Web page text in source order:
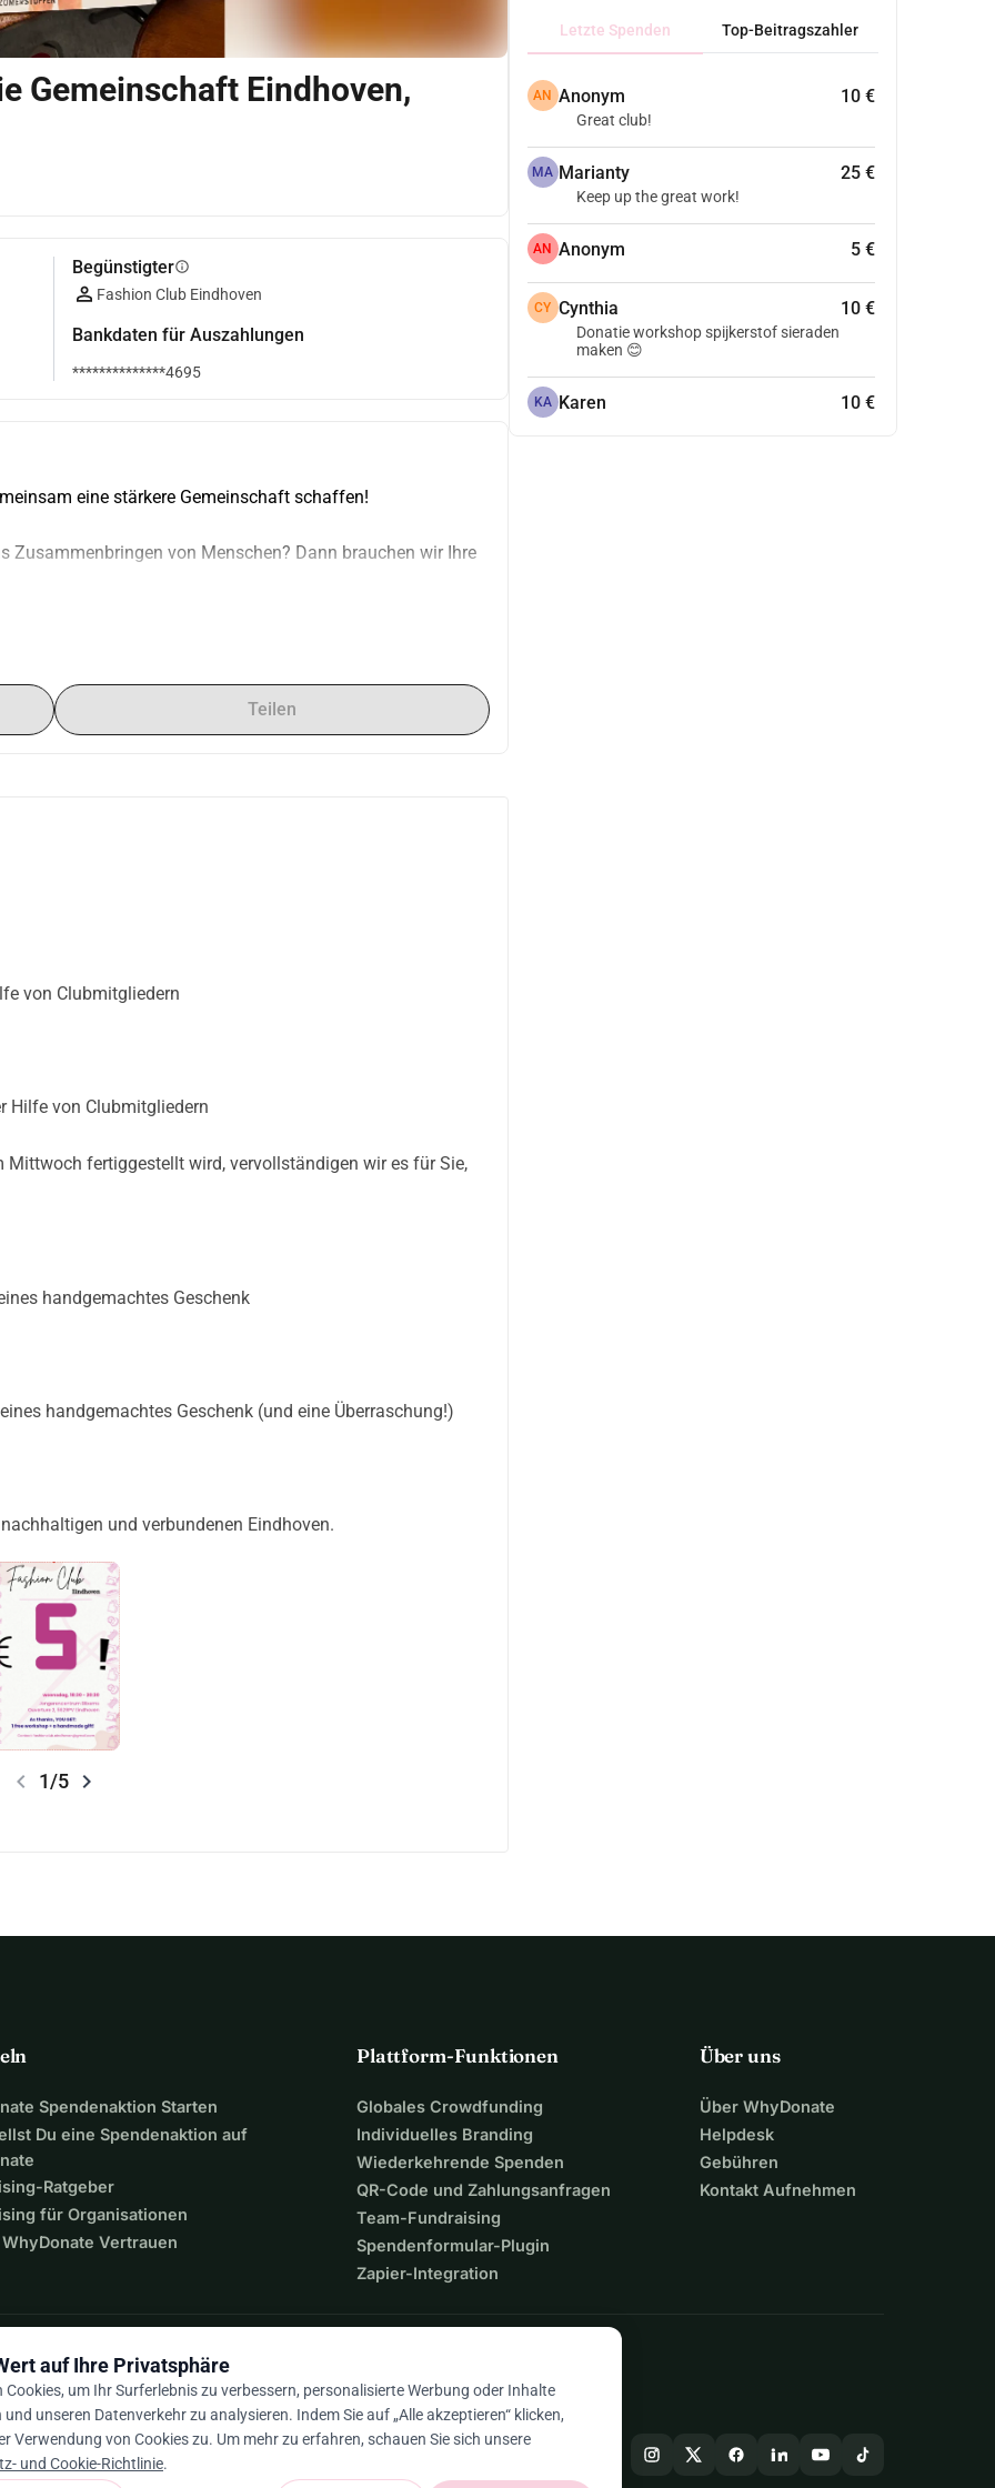
Gemeinschaft Eindhoven,
Begünstigterinfo
Fashion Club Eindhoven
Bankdaten für Auszahlungen
**************4695
eine stärkere Gemeinschaft schaffen!
Zusammenbringen von Menschen? Dann brauchen wir Ihre
in dem Menschen jeden Alters, mit
Vision? Ein Raum, in dem sich alle Einheimische,
und gemeinsam kreativ sein können.
Clubmitgliedern
handgemachtes Geschenk
#CommunityLove
Teilen
von Clubmitgliedern
Hilfe von Clubmitgliedern
fertiggestellt wird, vervollständigen wir es für Sie,
handgemachtes Geschenk
handgemachtes Geschenk (und eine Überraschung!)
und verbundenen Eindhoven.
chevron_left 1/5 chevron_right
Letzte Spenden Top-Beitragszahler
AN Anonym 10 €
Great club!
MA Marianty 25 €
Keep up the great work!
AN Anonym 5 €
CY Cynthia 10 €
Donatie workshop spijkerstof sieraden
maken 😊
KA Karen 10 €
Spendenaktion Starten
Du eine Spendenaktion auf
Ratgeber
für Organisationen
Vertrauen
Plattform-Funktionen
Globales Crowdfunding
Individuelles Branding
Wiederkehrende Spenden
QR-Code und Zahlungsanfragen
Team-Fundraising
Spendenformular-Plugin
Zapier-Integration
Über uns
Über WhyDonate
Helpdesk
Gebühren
Kontakt Aufnehmen
/ 5 basierend auf 500+ Bewertungen
auf Ihre Privatsphäre
Cookies, um Ihr Surferlebnis zu verbessern, personalisierte Werbung oder Inhalte
unseren Datenverkehr zu analysieren. Indem Sie auf „Alle akzeptieren“ klicken,
Verwendung von Cookies zu. Um mehr zu erfahren, schauen Sie sich unsere
und Cookie-Richtlinie.